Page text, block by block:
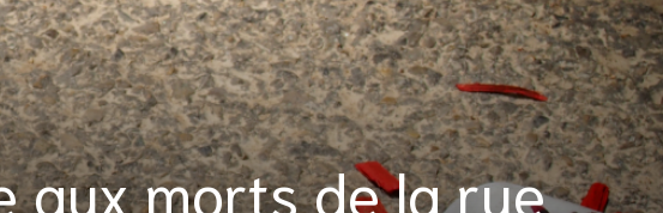
aux morts de la rue